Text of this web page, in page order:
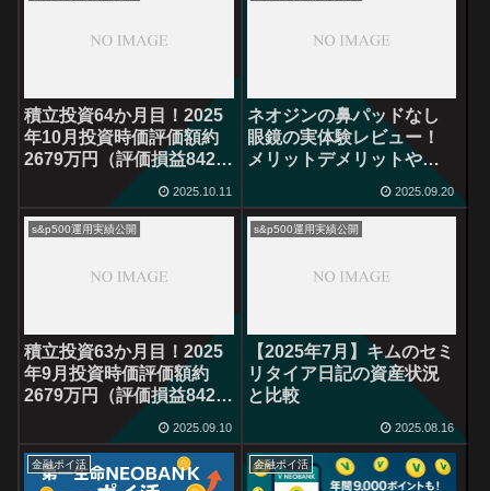
積立投資64か月目！2025
年10月投資時価評価額約
2679万円（評価損益842万
2025.10.11
ネオジンの鼻パッドなし
眼鏡の実体験レビュー！
メリットデメリットや口
2025.09.20
s&p500運用実績公開
積立投資63か月目！2025
年9月投資時価評価額約
2679万円（評価損益842万
2025.09.10
s&p500運用実績公開
【2025年7月】キムのセミ
リタイア日記の資産状況
と比較
2025.08.16
金融ポイ活 金融ポイ活